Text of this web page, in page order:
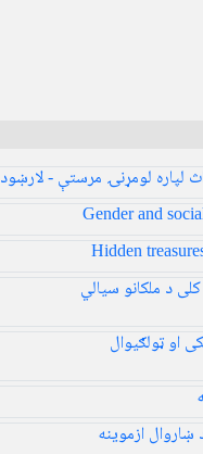
لپاره لومړنۍ مرستې - لارښود
د ملکانو سیالي
او ټولګیوال
ازموینه